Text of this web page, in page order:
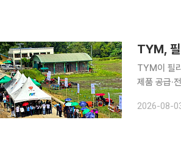
TYM, 필
TYM이 필
제품 공급·전
열린 행사
2026-08-